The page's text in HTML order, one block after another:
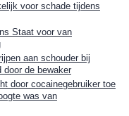
voor schade tijdens
Staat voor van
aan schouder bij
door de bewaker
door cocainegebruiker toe
was van